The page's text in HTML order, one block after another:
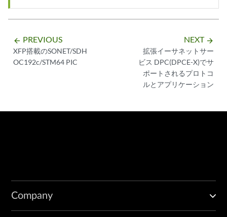
arrow_backward PREVIOUS
XFP搭載のSONET/SDH
OC192c/STM64 PIC
NEXT arrow_forward
拡張イーサネットサー
ビス DPC(DPCE-X)でサ
ポートされるプロトコ
ルとアプリケーション
Company